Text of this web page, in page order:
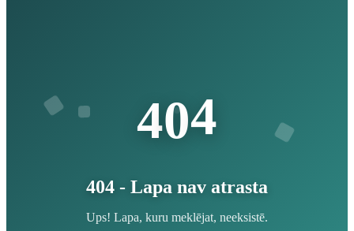
404
404 - Lapa nav atrasta
Ups! Lapa, kuru meklējat, neeksistē.